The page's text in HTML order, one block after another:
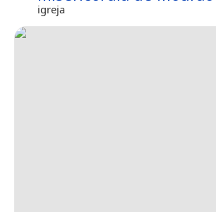
igreja